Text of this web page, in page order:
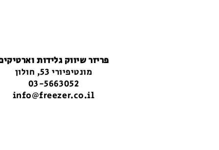
פריזר שיווק גלידות
מונטיפיורי 53, חולון
03-5663052
info@freezer.co.il